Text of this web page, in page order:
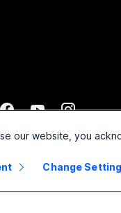
podmioty zależne.
our website, you
Change